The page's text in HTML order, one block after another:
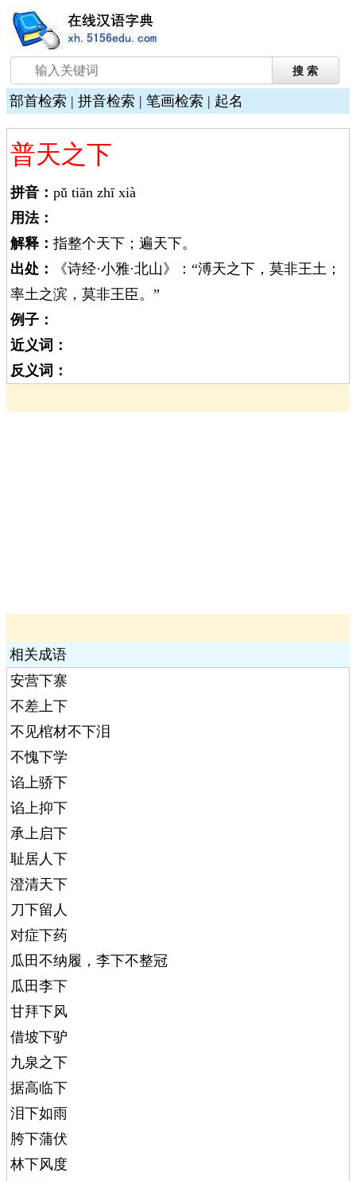
部首检索 | 拼音检索 | 笔画检索 | 起名
普天之下
拼音： pǔ tiān zhī xià
用法：
解释： 指整个天下；遍天下。
出处：
《诗经·小雅·北山》：“溥天之下，莫非王土；
率土之滨，莫非王臣。”
例子：
近义词：
反义词：
相关成语
安营下寨
不差上下
不见棺材不下泪
不愧下学
谄上骄下
谄上抑下
承上启下
耻居人下
澄清天下
刀下留人
对症下药
瓜田不纳履，李下不整冠
瓜田李下
甘拜下风
借坡下驴
九泉之下
据高临下
泪下如雨
胯下蒲伏
林下风度